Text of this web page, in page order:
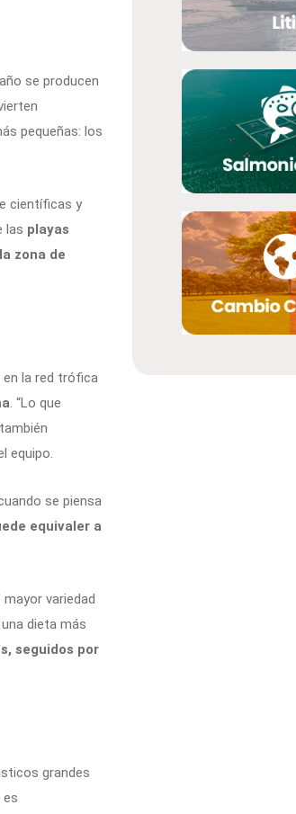
se producen
pequeñas: los
científicas y
las playas
zona de
la red trófica
. “Lo que
equipo.
se piensa
equivaler a
variedad
dieta más
seguidos por
grandes
es